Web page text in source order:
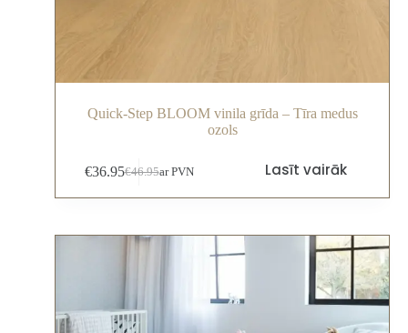
Quick-Step BLOOM vinila grīda – Tīra medus
ozols
€46.95
€36.95 ar PVN Lasīt vairāk